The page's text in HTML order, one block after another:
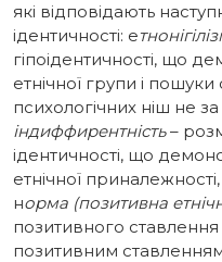
які відповідають
ідентичності: е
гіпоідентичності, що
етнічної групи і пошуки
психологічних ніш не
індиффирентність–
ідентичності, що
етнічної
норма (позитивна
позитивного
позитивним